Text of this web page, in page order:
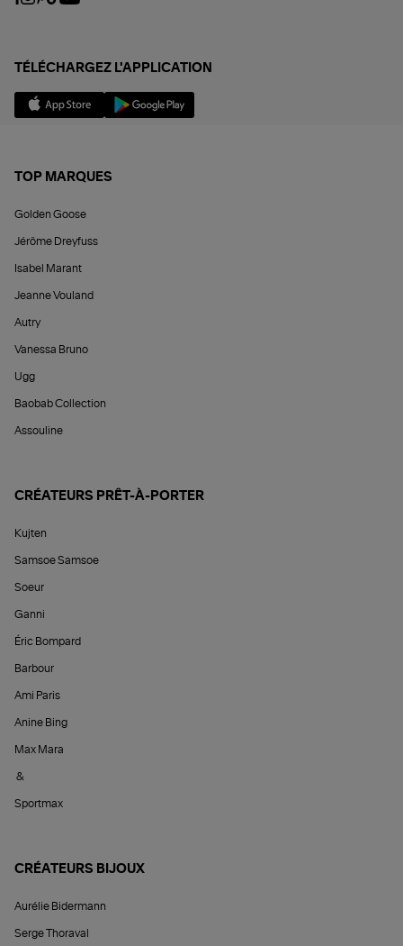
TÉLÉCHARGEZ L'APPLICATION
TOP MARQUES
Golden Goose
Jérôme Dreyfuss
Isabel Marant
Jeanne Vouland
Autry
Vanessa Bruno
Ugg
Baobab Collection
Assouline
CRÉATEURS PRÊT-À-PORTER
Kujten
Samsoe Samsoe
Soeur
Ganni
Éric Bompard
Barbour
Ami Paris
Anine Bing
Max Mara
&
Sportmax
CRÉATEURS BIJOUX
Aurélie Bidermann
Serge Thoraval